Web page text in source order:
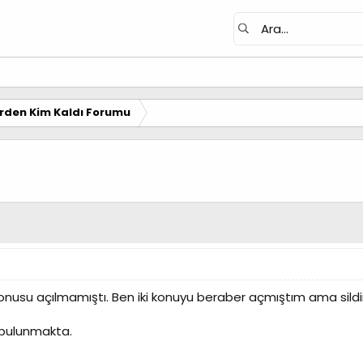
Kim Kaldı Forumu
açılmamıştı. Ben iki konuyu beraber açmıştım ama